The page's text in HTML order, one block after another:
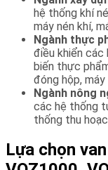
hệ thống khí
máy nén khí,
Ngành thực
điều khiển các
biến thực
đóng hộp, máy
Ngành nông
các hệ thống
thống thu
Lựa chọn